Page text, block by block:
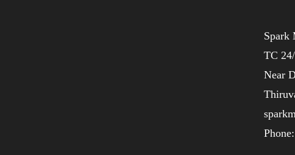
Spark
TC
Near
Phone: